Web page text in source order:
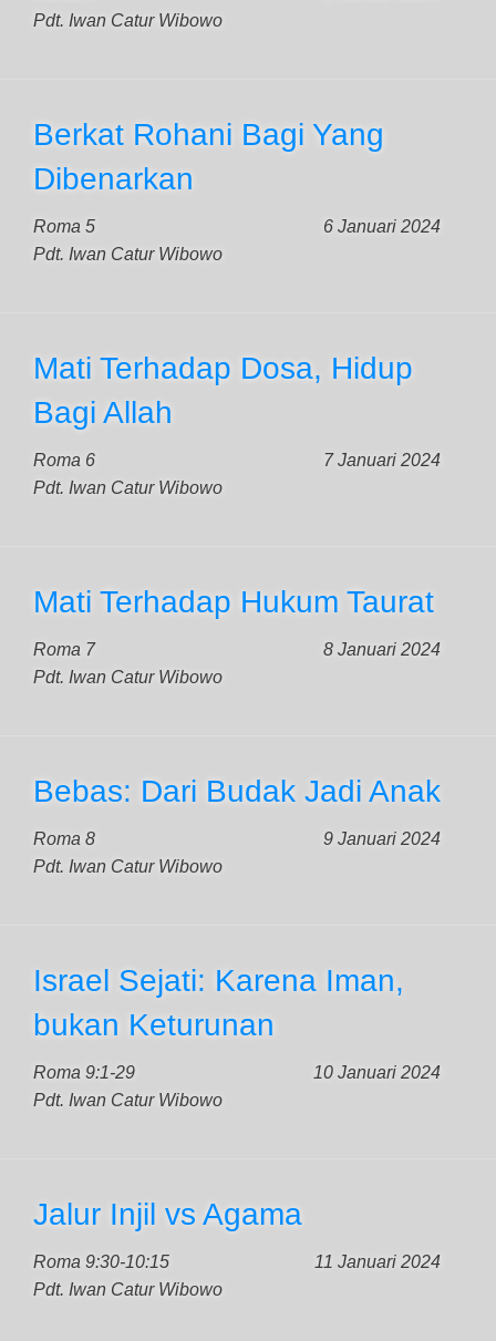
Pdt. Iwan Catur Wibowo
Berkat Rohani Bagi Yang
Dibenarkan
Roma 5
6 Januari 2024
Pdt. Iwan Catur Wibowo
Mati Terhadap Dosa, Hidup
Bagi Allah
Roma 6
7 Januari 2024
Pdt. Iwan Catur Wibowo
Mati Terhadap Hukum Taurat
Roma 7
8 Januari 2024
Pdt. Iwan Catur Wibowo
Bebas: Dari Budak Jadi Anak
Roma 8
9 Januari 2024
Pdt. Iwan Catur Wibowo
Israel Sejati: Karena Iman,
bukan Keturunan
Roma 9:1-29
10 Januari 2024
Pdt. Iwan Catur Wibowo
Jalur Injil vs Agama
Roma 9:30-10:15
11 Januari 2024
Pdt. Iwan Catur Wibowo